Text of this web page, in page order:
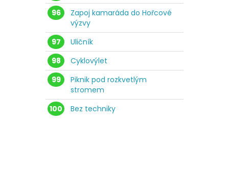
96
Zapoj kamaráda do Hořcové
výzvy
97
Uličník
98
Cyklovýlet
99
Piknik pod rozkvetlým
stromem
100
Bez techniky